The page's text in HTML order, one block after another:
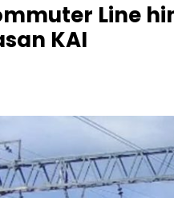
Line
KAI